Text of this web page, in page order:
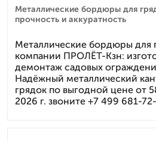
Металлические бордюры для
прочность и аккуратность
Металлические бордюры для
компании ПРОЛЁТ-Кзн:
демонтаж садовых
Надёжный металлический
грядок по выгодной цене от
2026 г. звоните +7 499 681-